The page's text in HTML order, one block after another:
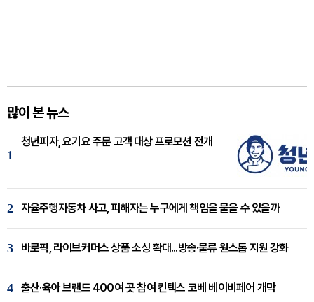
많이 본 뉴스
1
청년피자, 요기요 주문 고객 대상 프로모션 전개
2 자율주행자동차 사고, 피해자는 누구에게 책임을 물을 수 있을까
3 바로픽, 라이브커머스 상품 소싱 확대...방송·물류 원스톱 지원 강화
4 출산·육아 브랜드 400여 곳 참여 킨텍스 코베 베이비페어 개막